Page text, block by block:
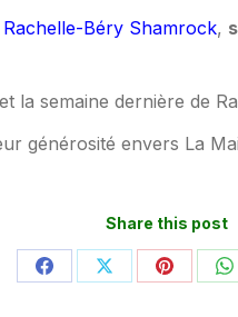
Rachelle-Béry Shamrock,
la semaine dernière de
générosité envers La
Share this post
PartagerPartagerPartager